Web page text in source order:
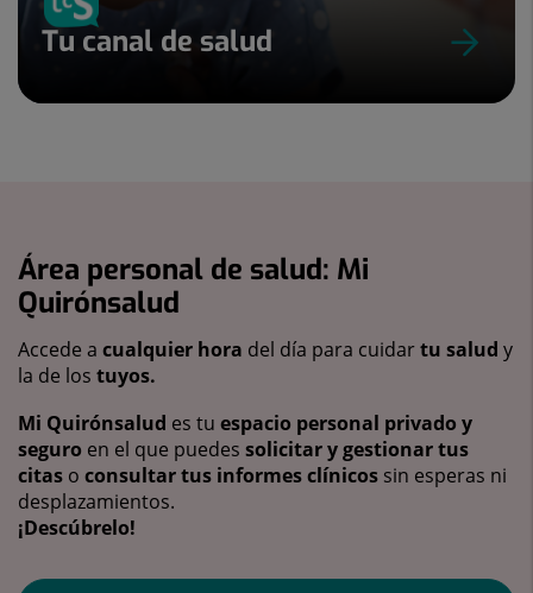
Tu canal de salud
Área personal de salud: Mi
Quirónsalud
Accede a cualquier hora del día para cuidartu salud y
la de los tuyos.
Mi Quirónsalud es tu espacio personal privado y
seguro en el que puedes solicitar y gestionar tus
citas o consultar tus informes clínicos sin esperas ni
desplazamientos.
¡Descúbrelo!